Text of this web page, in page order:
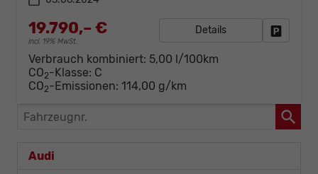
19.790,– €
incl. 19% MwSt.
Details
Verbrauch kombiniert: 5,00 l/100km
CO2-Klasse: C
CO2-Emissionen: 114,00 g/km
Fahrzeugnr.
Audi